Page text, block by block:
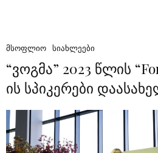
ᲛᲡᲝᲤᲚᲘᲝ ᲡᲘᲐᲮᲚᲔᲔᲑᲘ
“ვოგმა” 2023 წლის
ის სპიკერები